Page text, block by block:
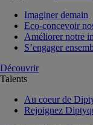
Imaginer demain
Eco-concevoir
Améliorer notre
S’engager
Découvrir
Talents
Au coeur de
Rejoignez